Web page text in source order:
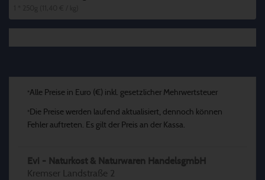
*Alle Preise in Euro (€) inkl. gesetzlicher Mehrwertsteuer
* Die Preise werden laufend aktualisiert, dennoch können
Fehler auftreten. Es gilt der Preis an der Kassa.
Evi - Naturkost & Naturwaren HandelsgmbH
Kremser Landstraße 2